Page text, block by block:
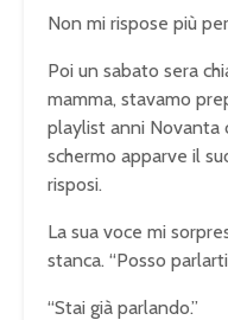
Non mi rispose più
Poi un sabato sera
mamma, stavamo
playlist anni Novanta
schermo apparve il
risposi.
La sua voce mi
stanca. “Posso
“Stai già parlando.”